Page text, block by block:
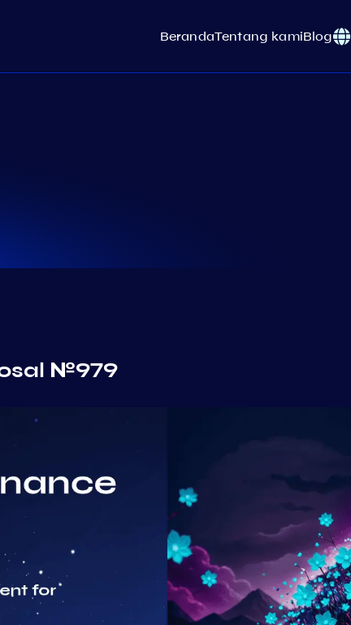
BerandaTentang kamiBlog
№979